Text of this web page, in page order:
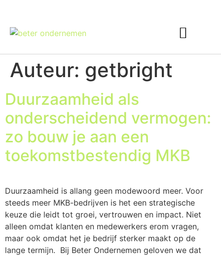
Auteur: getbright
Duurzaamheid als
onderscheidend vermogen:
zo bouw je aan een
toekomstbestendig MKB
Duurzaamheid is allang geen modewoord meer. Voor
steeds meer MKB-bedrijven is het een strategische
keuze die leidt tot groei, vertrouwen en impact. Niet
alleen omdat klanten en medewerkers erom vragen,
maar ook omdat het je bedrijf sterker maakt op de
lange termijn. Bij Beter Ondernemen geloven we dat